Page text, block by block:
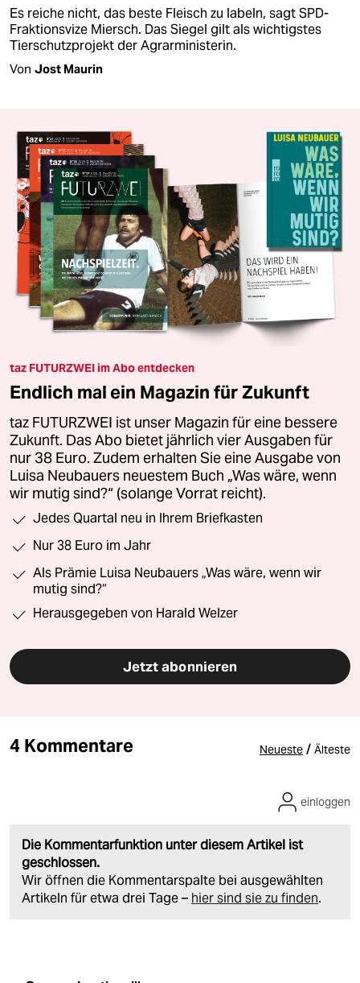
Es reiche nicht, das beste Fleisch zu labeln, sagt SPD-
Fraktionsvize Miersch. Das Siegel gilt als wichtigstes
Tierschutzprojekt der Agrarministerin.
Von Jost Maurin
taz FUTURZWEI im Abo entdecken
Endlich mal ein Magazin für Zukunft
taz FUTURZWEI ist unser Magazin für eine bessere
Zukunft. Das Abo bietet jährlich vier Ausgaben für
nur 38 Euro. Zudem erhalten Sie eine Ausgabe von
Luisa Neubauers neuestem Buch „Was wäre, wenn
wir mutig sind?“ (solange Vorrat reicht).
Jedes Quartal neu in Ihrem Briefkasten
Nur 38 Euro im Jahr
Als Prämie Luisa Neubauers „Was wäre, wenn wir
mutig sind?“
Herausgegeben von Harald Welzer
Jetzt abonnieren
4 Kommentare Neueste / Älteste
Die Kommentarfunktion unter diesem Artikel ist
geschlossen.
Wir öffnen die Kommentarspalte bei ausgewählten
Artikeln für etwa drei Tage – hier sind sie zu finden.
einloggen